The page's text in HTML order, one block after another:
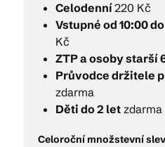
Celodenní220 Kč
Vstupné od 10:00
Kč
ZTP a osoby starší
Průvodce držitele
zdarma
Děti do 2 let zdarma
Celoroční množstevní